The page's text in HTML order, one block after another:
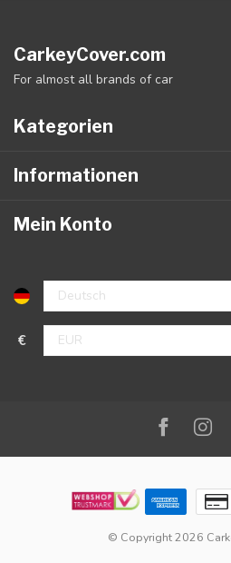
CarkeyCover.com
For almost all brands of car
Kategorien
Informationen
Mein Konto
€
© Copyright 2026